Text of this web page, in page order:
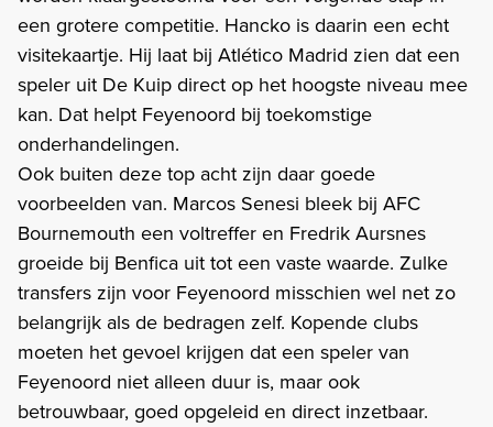
een grotere competitie. Hancko is daarin een echt
visitekaartje. Hij laat bij Atlético Madrid zien dat een
speler uit De Kuip direct op het hoogste niveau mee
kan. Dat helpt Feyenoord bij toekomstige
onderhandelingen.
Ook buiten deze top acht zijn daar goede
voorbeelden van. Marcos Senesi bleek bij AFC
Bournemouth een voltreffer en Fredrik Aursnes
groeide bij Benfica uit tot een vaste waarde. Zulke
transfers zijn voor Feyenoord misschien wel net zo
belangrijk als de bedragen zelf. Kopende clubs
moeten het gevoel krijgen dat een speler van
Feyenoord niet alleen duur is, maar ook
betrouwbaar, goed opgeleid en direct inzetbaar.